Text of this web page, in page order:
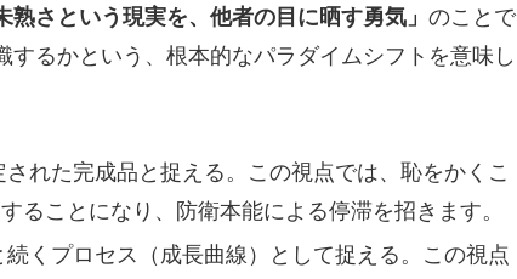
熟さという現実を、他者の目に晒す勇気」 のことで
るかという、根本的なパラダイムシフトを意味し
れた完成品と捉える。この視点では、恥をかくこ
ることになり、防衛本能による停滞を招きます。
くプロセス（成長曲線）として捉える。この視点